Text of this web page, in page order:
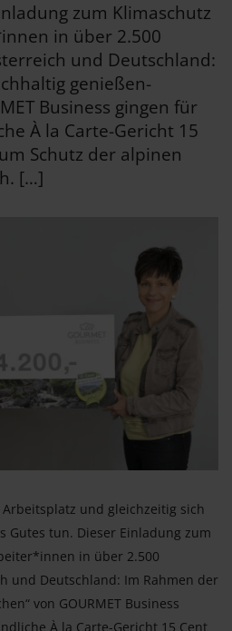
zum Klimaschutz
in über 2.500
und Deutschland:
genießen-
Business gingen für
À la Carte-Gericht 15
Schutz der alpinen
[…]
und gleichzeitig sich
Gutes tun. Dieser Einladung zum
in über 2.500
und Deutschland: Im Rahmen der
von GOURMET Business
À la Carte-Gericht 15 Cent